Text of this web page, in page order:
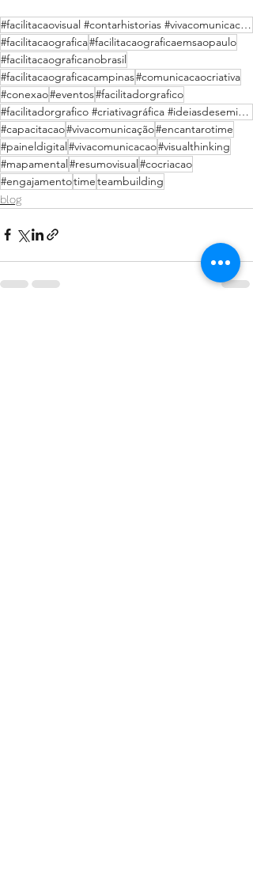
#facilitacaovisual #contarhistorias #vivacomunicacaocriativa #comunicacaocriativa #painelvisual #ano
#facilitacaografica#facilitacaograficaemsaopaulo
#facilitacaograficanobrasil
#facilitacaograficacampinas#comunicacaocriativa
#conexao#eventos#facilitadorgrafico
#facilitadorgrafico #criativagráfica #ideiasdeseminarioscriativos #creativecomunicacaovisual #grafic
#capacitacao#vivacomunicação#encantarotime
#paineldigital#vivacomunicacao#visualthinking
#mapamental#resumovisual#cocriacao
#engajamentotimeteambuilding
blog